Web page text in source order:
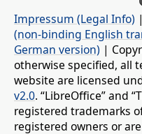
Impressum (Legal Info) |
(non-binding English
German version) |
otherwise specified, all
website are licensed
v2.0. “LibreOffice” and
registered trademarks
registered owners or